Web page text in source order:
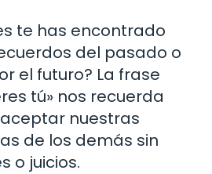
te has encontrado
del pasado o
el futuro? La frase
tú» nos recuerda
nuestras
de los demás sin
o juicios.